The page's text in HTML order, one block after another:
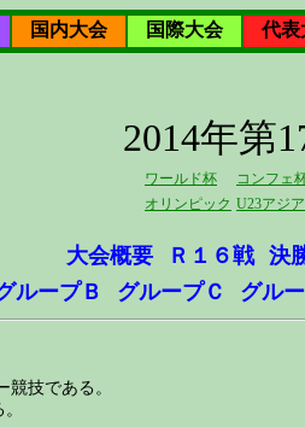
国内大会 国際大会
代表
2014年第
ワールド杯
コンフェ
オリンピック U23アジ
大会概要 Ｒ１６戦 決
ループＢ グループＣ グル
技である。